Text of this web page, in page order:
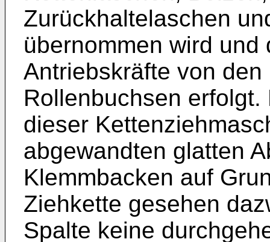
Zurückhaltelaschen
übernommen wird und
Antriebskräfte von
Rollenbuchsen
dieser
abgewandten glatten
Klemmbacken auf
Ziehkette gesehen
Spalte keine